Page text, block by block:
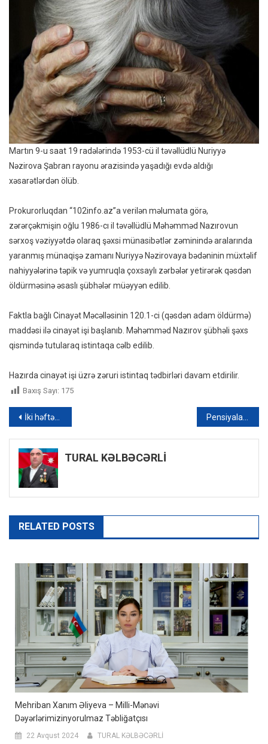
Martın 9-u saat 19 radələrində 1953-cü il təvəllüdlü Nuriyyə
Nəzirova Şabran rayonu ərazisində yaşadığı evdə aldığı
xəsarətlərdən ölüb.
Prokurorluqdan “102info.az”a verilən məlumata görə,
zərərçəkmişin oğlu 1986-cı il təvəllüdlü Məhəmməd Nazırovun
sərxoş vəziyyətdə olaraq şəxsi münasibətlər zəminində aralarında
yaranmış münaqişə zamanı Nuriyyə Nəzirovaya bədəninin müxtəlif
nahiyyələrinə təpik və yumruqla çoxsaylı zərbələr yetirərək qəsdən
öldürməsinə əsaslı şübhələr müəyyən edilib.
Faktla bağlı Cinayət Məcəlləsinin 120.1-ci (qəsdən adam öldürmə)
maddəsi ilə cinayət işi başlanıb. Məhəmməd Nazırov şübhəli şəxs
qismində tutularaq istintaqa cəlb edilib.
Hazırda cinayət işi üzrə zəruri istintaq tədbirləri davam etdirilir.
Baxış Sayı: 175
Yazı
naviqasiyası
İki həftəyə 100-ə yaxın ABŞ şirkəti Rusiyanı tərk edib Pensiyalar ödənildi
TURAL KƏLBƏCƏRLİ
RELATED POSTS
Mehriban Xanım Əliyeva – Milli-Mənəvi
Dəyərlərimizinyorulmaz Təbliğatçısı
22 Avqust 2024 TURAL KƏLBƏCƏRLİ